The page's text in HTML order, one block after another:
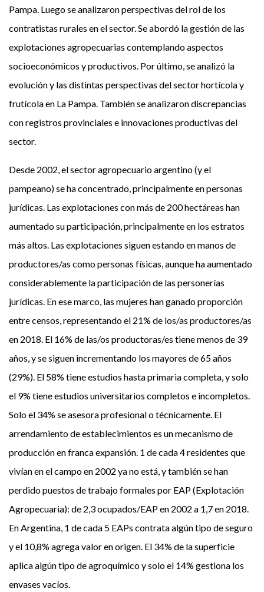
Pampa. Luego se analizaron perspectivas del rol de los
contratistas rurales en el sector. Se abordó la gestión de las
explotaciones agropecuarias contemplando aspectos
socioeconómicos y productivos. Por último, se analizó la
evolución y las distintas perspectivas del sector hortícola y
frutícola en La Pampa. También se analizaron discrepancias
con registros provinciales e innovaciones productivas del
sector.
Desde 2002, el sector agropecuario argentino (y el
pampeano) se ha concentrado, principalmente en personas
jurídicas. Las explotaciones con más de 200 hectáreas han
aumentado su participación, principalmente en los estratos
más altos. Las explotaciones siguen estando en manos de
productores/as como personas físicas, aunque ha aumentado
considerablemente la participación de las personerías
jurídicas. En ese marco, las mujeres han ganado proporción
entre censos, representando el 21% de los/as productores/as
en 2018. El 16% de las/os productoras/es tiene menos de 39
años, y se siguen incrementando los mayores de 65 años
(29%). El 58% tiene estudios hasta primaria completa, y solo
el 9% tiene estudios universitarios completos e incompletos.
Solo el 34% se asesora profesional o técnicamente. El
arrendamiento de establecimientos es un mecanismo de
producción en franca expansión. 1 de cada 4 residentes que
vivían en el campo en 2002 ya no está, y también se han
perdido puestos de trabajo formales por EAP (Explotación
Agropecuaria): de 2,3 ocupados/EAP en 2002 a 1,7 en 2018.
En Argentina, 1 de cada 5 EAPs contrata algún tipo de seguro
y el 10,8% agrega valor en origen. El 34% de la superficie
aplica algún tipo de agroquímico y solo el 14% gestiona los
envases vacíos.